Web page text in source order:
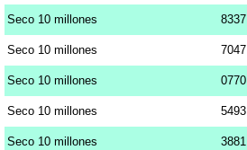
Seco 10 millones 8337
Seco 10 millones 7047
Seco 10 millones 0770
Seco 10 millones 5493
Seco 10 millones 3881